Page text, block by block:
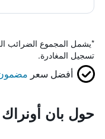
*يشمل المجموع الضرائب
تسجيل المغادرة.
أفضل سعر
حول بان